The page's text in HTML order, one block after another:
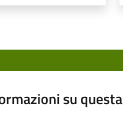
su questa